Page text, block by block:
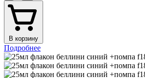
В корзину
Подробнее